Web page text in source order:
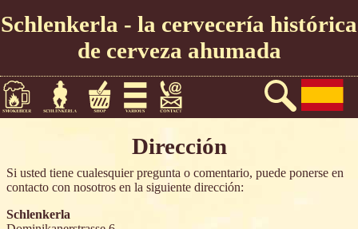
Schlenkerla - la cervecería histórica
de cerveza ahumada
Dirección
Si usted tiene cualesquier pregunta o comentario, puede ponerse en
contacto con nosotros en la siguiente dirección:
Schlenkerla